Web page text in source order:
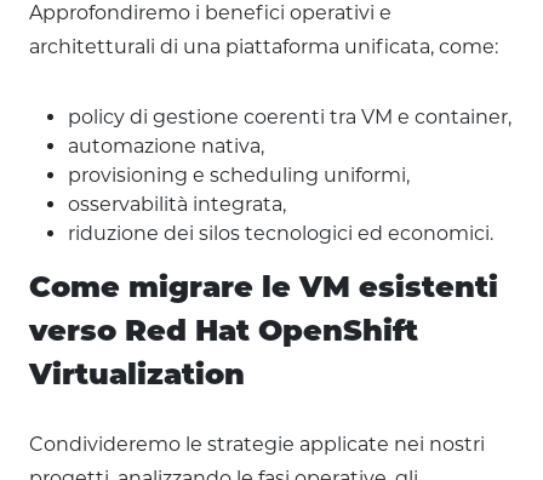
Approfondiremo i benefici operativi e
architetturali di una piattaforma unificata, come:
policy di gestione coerenti tra VM e container,
automazione nativa,
provisioning e scheduling uniformi,
osservabilità integrata,
riduzione dei silos tecnologici ed economici.
Come migrare le VM esistenti
verso Red Hat OpenShift
Virtualization
Condivideremo le strategie applicate nei nostri